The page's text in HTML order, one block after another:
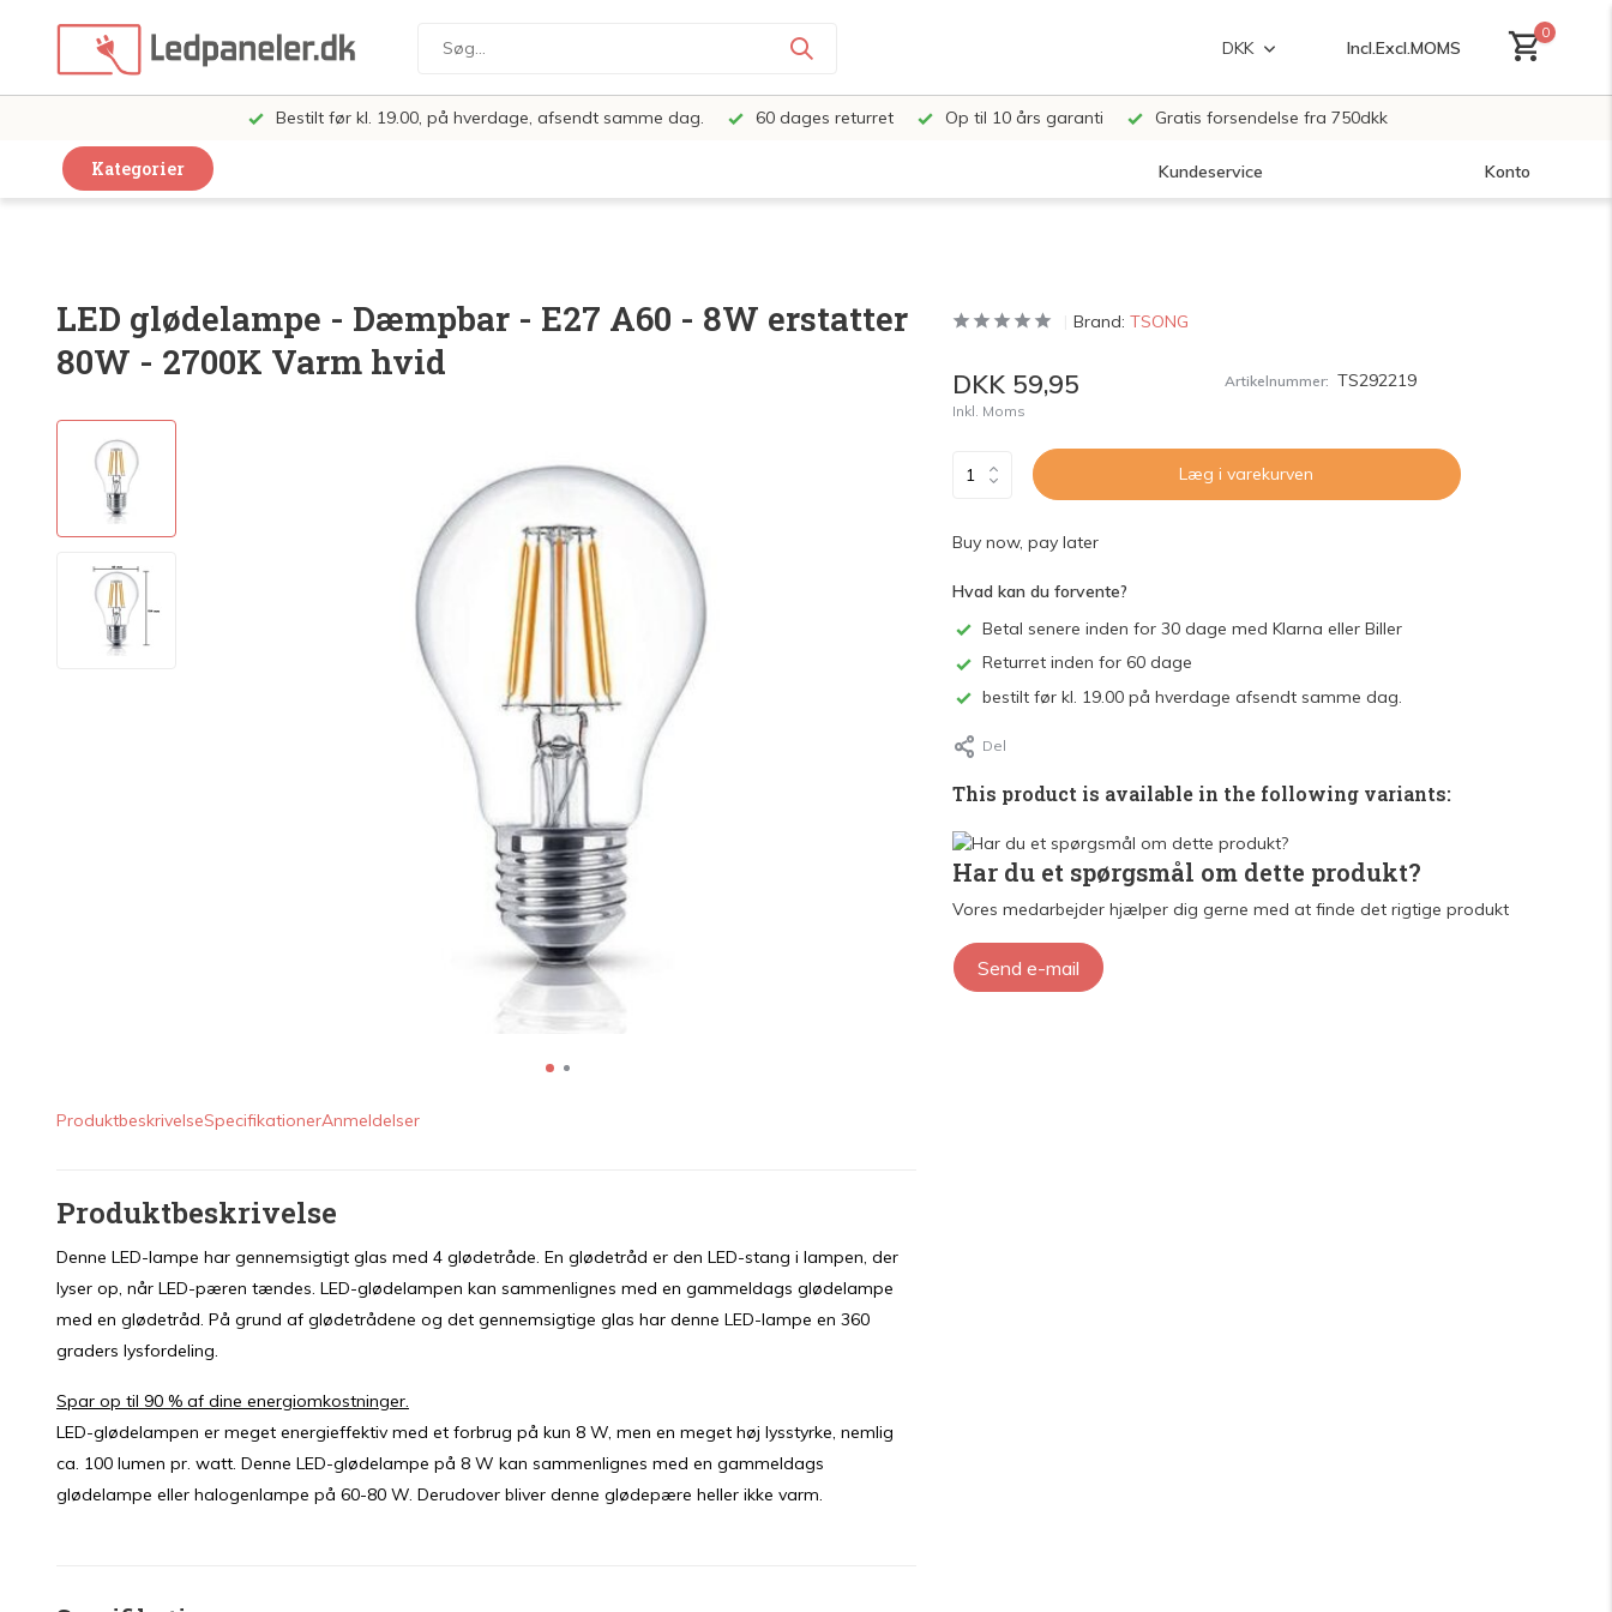
DKK Incl.Excl.MOMS
0
Bestilt før kl. 19.00, på hverdage, afsendt samme dag. 60 dages returret Op til 10 års garanti Gratis forsendelse fra 750dkk
Kategorier Kundeservice Konto
LED Loft og Væglamper
LED Spots og lamper
LED Pærer
LED Armatur Komplet
LED Butiksbelysning
LED High Bay Industrilamper
LED glødelampe - Dæmpbar - E27 A60 - 8W erstatter
80W - 2700K Varm hvid
ProduktbeskrivelseSpecifikationerAnmeldelser
Produktbeskrivelse
Denne LED-lampe har gennemsigtigt glas med 4 glødetråde. En glødetråd er den LED-stang i lampen, der
lyser op, når LED-pæren tændes. LED-glødelampen kan sammenlignes med en gammeldags glødelampe
med en glødetråd. På grund af glødetrådene og det gennemsigtige glas har denne LED-lampe en 360
graders lysfordeling.
Spar op til 90 % af dine energiomkostninger.
LED-glødelampen er meget energieffektiv med et forbrug på kun 8 W, men en meget høj lysstyrke, nemlig
ca. 100 lumen pr. watt. Denne LED-glødelampe på 8 W kan sammenlignes med en gammeldags
glødelampe eller halogenlampe på 60-80 W. Derudover bliver denne glødepære heller ikke varm.
Brand: TSONG
DKK 59,95
Inkl. Moms
Artikelnummer: TS292219
Læg i varekurven
Buy now, pay later
Hvad kan du forvente?
Betal senere inden for 30 dage med Klarna eller Biller
Returret inden for 60 dage
bestilt før kl. 19.00 på hverdage afsendt samme dag.
Del
This product is available in the following variants:
Har du et spørgsmål om dette produkt?
Vores medarbejder hjælper dig gerne med at finde det rigtige produkt
Send e-mail